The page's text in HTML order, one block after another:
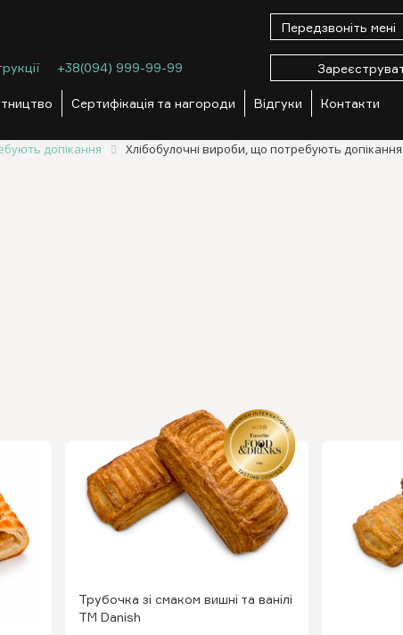
+38(094) 999-99-99
Сертифікація та нагороди Відгуки Контакти
Передзвоніть мені
допікання Хлібобулочні вироби, що потребують допікання
Трубочка зі смаком вишні та ванілі
ТМ Danish